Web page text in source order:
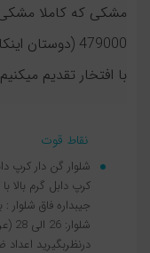
مشکی که کاملا
با افتخار تقدیم میکنیم
نقاط قوت
کرپ دابل گرم بالا